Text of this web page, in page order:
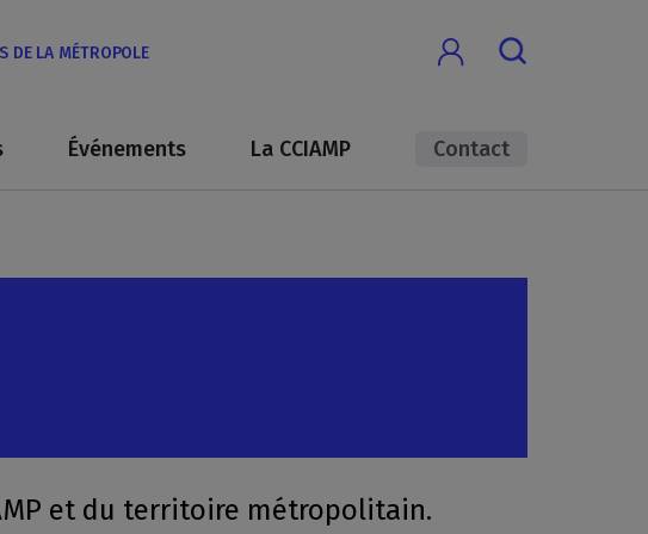
DE LA MÉTROPOLE
Événements La CCIAMP Contact
et du territoire métropolitain.